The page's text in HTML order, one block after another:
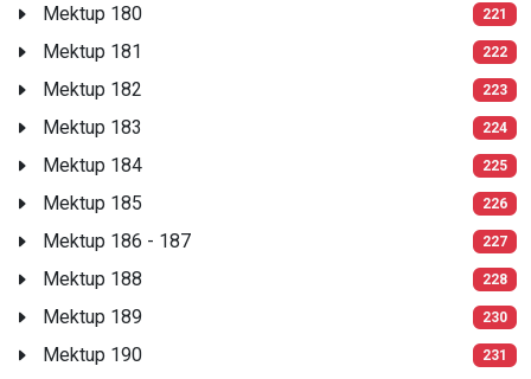
Mektup 180 221
Mektup 181 222
Mektup 182 223
Mektup 183 224
Mektup 184 225
Mektup 185 226
Mektup 186 - 187 227
Mektup 188 228
Mektup 189 230
Mektup 190 231